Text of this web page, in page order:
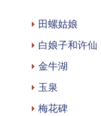
田螺姑娘
白娘子和许仙
金牛湖
玉泉
梅花碑